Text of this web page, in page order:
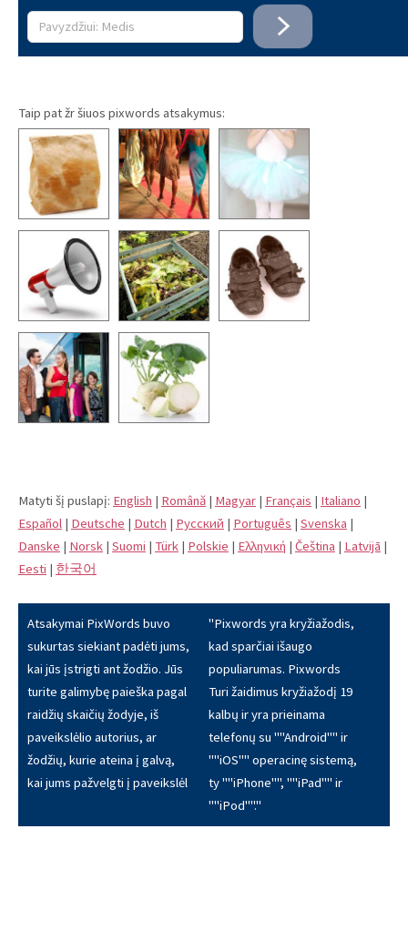
Taip pat žr šiuos pixwords atsakymus:
Matyti šį puslapį: English | Română | Magyar | Français | Italiano |
Español | Deutsche | Dutch | Pусский | Português | Svenska |
Danske | Norsk | Suomi | Türk | Polskie | Eλληνική | Čeština | Latvijā |
Eesti | 한국어
Atsakymai PixWords buvo
sukurtas siekiant padėti jums,
kai jūs įstrigti ant žodžio. Jūs
turite galimybę paieška pagal
raidžių skaičių žodyje, iš
paveikslėlio autorius, ar
žodžių, kurie ateina į galvą,
kai jums pažvelgti į paveikslėl
"Pixwords yra kryžiažodis,
kad sparčiai išaugo
populiarumas. Pixwords
Turi žaidimus kryžiažodį 19
kalbų ir yra prieinama
telefonų su ""Android"" ir
""iOS"" operacinę sistemą,
ty ""iPhone"", ""iPad"" ir
""iPod""."